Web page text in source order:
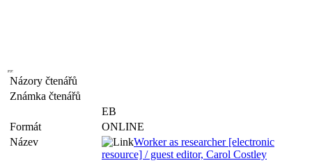
Názory čtenářů
Známka čtenářů
EB
Formát
ONLINE
Název
Worker as researcher [electronic
resource] / guest editor, Carol Costley